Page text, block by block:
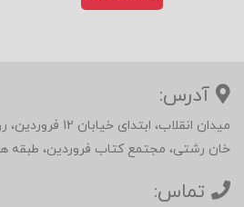
آدرس:
میدان انقلاب،
خان رشتی، مجتمع کتاب فروردین، طبقه
تماس: